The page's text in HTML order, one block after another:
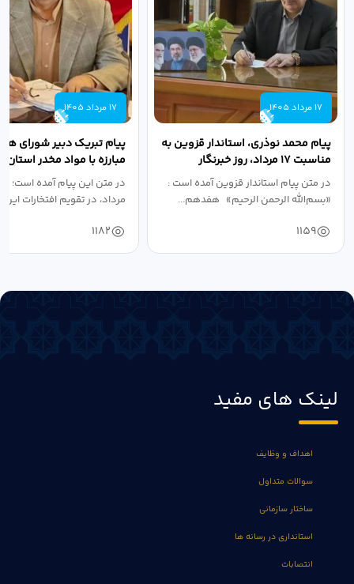
17 مرداد 1405
پیام محمد نوذری، استاندار قزوین به
مناسبت ۱۷ مرداد، روز خبرنگار
در متن پیام استاندار قزوین آمده است :
«بسم‌الله الرحمن الرحیم» هفدهم...
1159
17 مرداد 1405
پیام تبریک دبیر شورای
مبارزه با مواد مخدر استان
مناسبت روز خبرنگار...
در متن این پیام آمده
مرداد، در تقویم افتخارات
1182
لینک های مفید
اهداف و وظایف
سوالات متداول
ساختار سازمانی
استانداری در رسانه ها
انتصابات